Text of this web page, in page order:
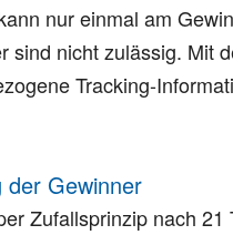
nur einmal am
nicht zulässig.
Tracking-
der Gewinner
Zufallsprinzip nach